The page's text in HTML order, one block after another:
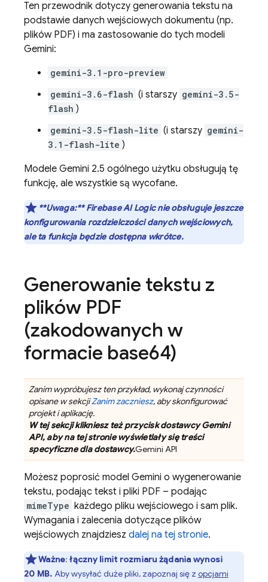
Ten przewodnik dotyczy generowania tekstu na
podstawie danych wejściowych dokumentu (np.
plików PDF) i ma zastosowanie do tych modeli
Gemini:
gemini-3.1-pro-preview
gemini-3.6-flash (i starszy gemini-3.5-
flash )
gemini-3.5-flash-lite (i starszy gemini-
3.1-flash-lite )
Modele Gemini 2.5 ogólnego użytku obsługują tę
funkcję, ale wszystkie są wycofane.
**Uwaga:** Firebase AI Logicnie obsługuje jeszcze
konfigurowania rozdzielczości danych wejściowych,
ale ta funkcja będzie dostępna wkrótce.
Generowanie tekstu z
plików PDF
(zakodowanych w
formacie base64)
Zanim wypróbujesz ten przykład, wykonaj czynności
opisane w sekcjiZanim zaczniesz, aby skonfigurować
projekt i aplikację.
W tej sekcji klikniesz też przycisk dostawcy Gemini
API, aby na tej stronie wyświetlały się treści
specyficzne dla dostawcy.Gemini API
Możesz poprosić model Gemini o wygenerowanie
tekstu, podając tekst i pliki PDF – podając
mimeType każdego pliku wejściowego i sam plik.
Wymagania i zalecenia dotyczące plików
wejściowych znajdziesz dalej na tej stronie.
Ważne:łączny limit rozmiaru żądania wynosi
20 MB. Aby wysyłać duże pliki, zapoznaj się z opcjami